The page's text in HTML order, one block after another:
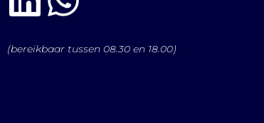
(bereikbaar tussen 08.30 en 18.00)